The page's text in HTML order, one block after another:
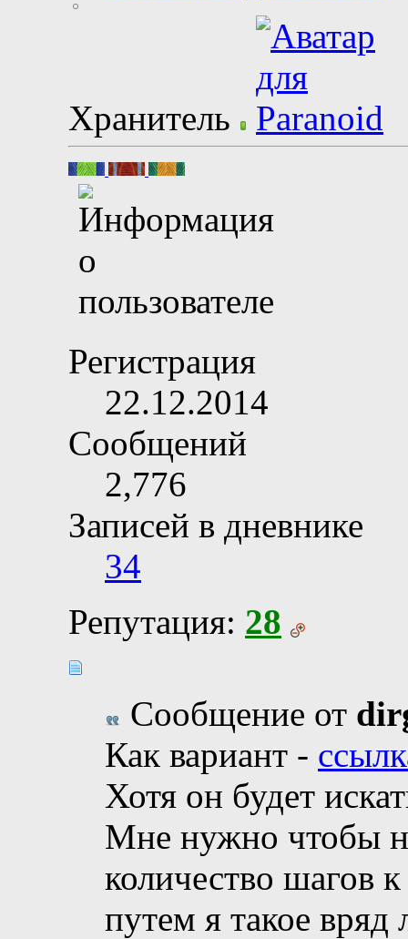
Хранитель
Регистрация
22.12.2014
Сообщений
2,776
Записей в дневнике
34
Репутация: 28
Сообщение от
Как вариант -
Хотя он будет
Мне нужно чтобы
количество шагов
путем я такое вряд